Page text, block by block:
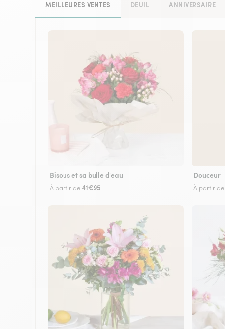
MEILLEURES VENTES DEUIL ANNIVERSAIRE
Bisous et sa bulle d'eau
À partir de41€95
Douceur
À partir de